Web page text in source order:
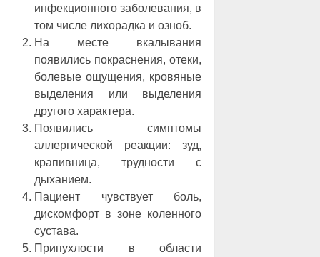
инфекционного заболевания, в
том числе лихорадка и озноб.
На месте вкалывания
появились покраснения, отеки,
болевые ощущения, кровяные
выделения или выделения
другого характера.
Появились симптомы
аллергической реакции: зуд,
крапивница, трудности с
дыханием.
Пациент чувствует боль,
дискомфорт в зоне коленного
сустава.
Припухлости в области